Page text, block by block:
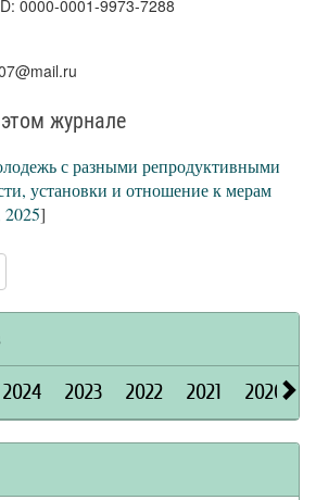
0000-0001-9973-7288
журнале
с разными репродуктивными
установки и отношение к мерам
]
2024 2023 2022 2021 2020